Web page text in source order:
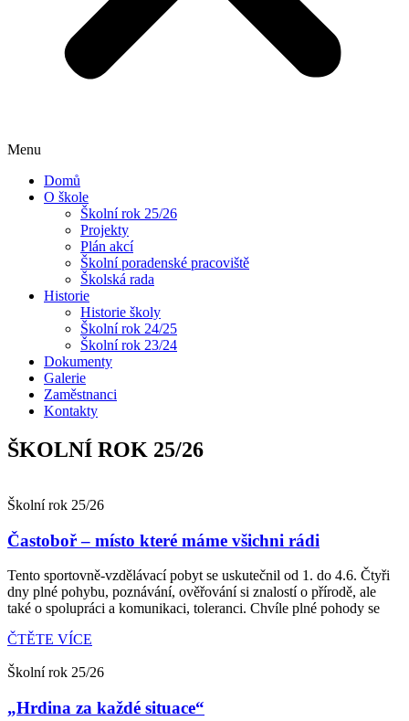
Menu
Domů
O škole
Školní rok 25/26
Projekty
Plán akcí
Školní poradenské pracoviště
Školská rada
Historie
Historie školy
Školní rok 24/25
Školní rok 23/24
Dokumenty
Galerie
Zaměstnanci
Kontakty
ŠKOLNÍ ROK 25/26
Školní rok 25/26
Častoboř – místo které máme všichni rádi
Tento sportovně-vzdělávací pobyt se uskutečnil od 1. do 4.6. Čtyři
dny plné pohybu, poznávání, ověřování si znalostí o přírodě, ale
také o spolupráci a komunikaci, toleranci. Chvíle plné pohody se
ČTĚTE VÍCE
Školní rok 25/26
„Hrdina za každé situace“